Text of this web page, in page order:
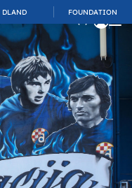
DLAND FOUNDATION